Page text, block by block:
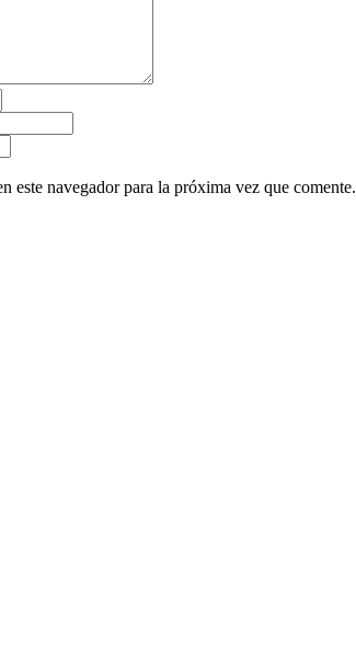
este navegador para la próxima vez que comente.